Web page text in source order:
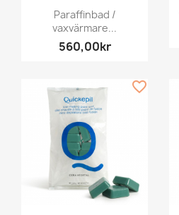
Paraffinbad /
vaxvärmare...
560,00kr
favorite_border